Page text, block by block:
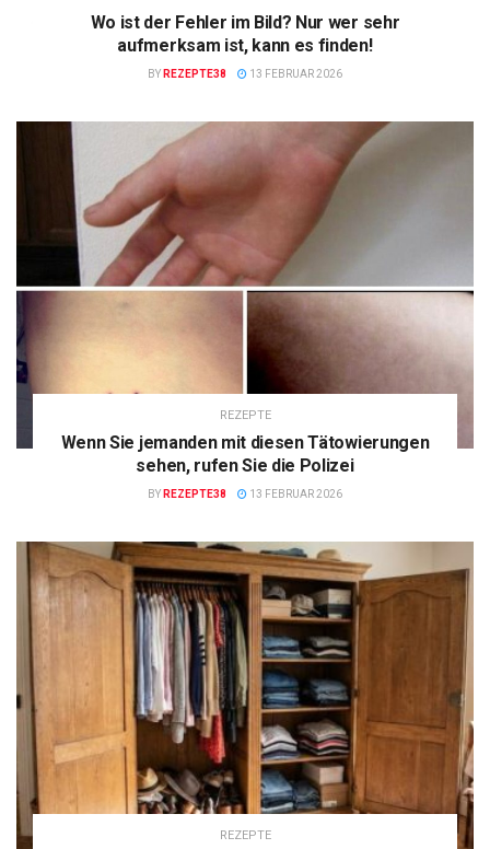
Wo ist der Fehler im Bild? Nur wer sehr
aufmerksam ist, kann es finden!
BY REZEPTE38 13 FEBRUAR 2026
REZEPTE
Wenn Sie jemanden mit diesen Tätowierungen
sehen, rufen Sie die Polizei
BY REZEPTE38 13 FEBRUAR 2026
REZEPTE